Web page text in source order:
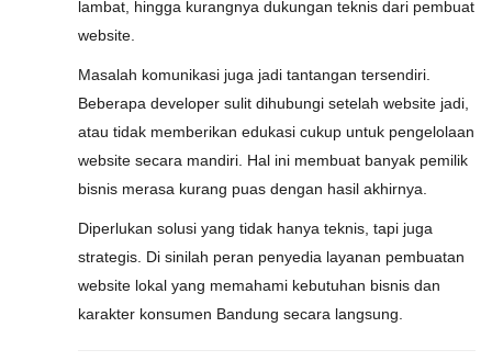
lambat, hingga kurangnya dukungan teknis dari pembuat
website.
Masalah komunikasi juga jadi tantangan tersendiri.
Beberapa developer sulit dihubungi setelah website jadi,
atau tidak memberikan edukasi cukup untuk pengelolaan
website secara mandiri. Hal ini membuat banyak pemilik
bisnis merasa kurang puas dengan hasil akhirnya.
Diperlukan solusi yang tidak hanya teknis, tapi juga
strategis. Di sinilah peran penyedia layanan pembuatan
website lokal yang memahami kebutuhan bisnis dan
karakter konsumen Bandung secara langsung.